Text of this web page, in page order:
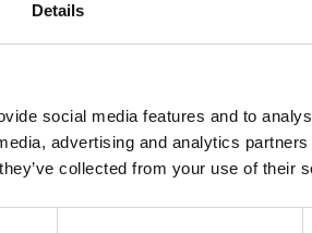
Details
social media features and to
advertising and analytics
collected from your use of their
Op die manier zien
onderhoud uitgevoerd moet
af
app meldingen
te maken hebben.
via deze app door